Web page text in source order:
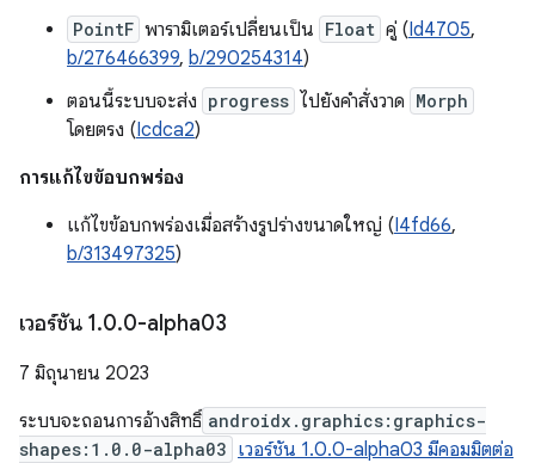
PointF พารามิเตอร์เปลี่ยนเป็น Float คู่ (Id4705,
b/276466399, b/290254314)
ตอนนี้ระบบจะส่ง progress ไปยังคำสั่งวาด Morph
โดยตรง (Icdca2)
การแก้ไขข้อบกพร่อง
แก้ไขข้อบกพร่องเมื่อสร้างรูปร่างขนาดใหญ่ (I4fd66,
b/313497325)
เวอร์ชัน 1.0.0-alpha03
7 มิถุนายน 2023
ระบบจะถอนการอ้างสิทธิ์ androidx.graphics:graphics-
shapes:1.0.0-alpha03 เวอร์ชัน 1.0.0-alpha03 มีคอมมิตต่อ